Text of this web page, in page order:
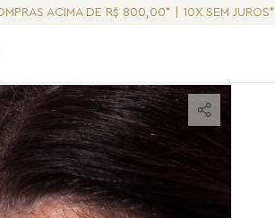
ACIMA DE R$ 800,00* | 10X SEM JUROS*